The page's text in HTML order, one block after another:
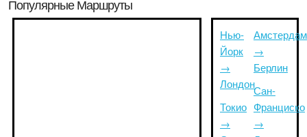
Популярные Маршруты
Нью-
Йорк
→
Лондон
Токио
→
Амстердам
→
Берлин
Сан-
Франциско
→